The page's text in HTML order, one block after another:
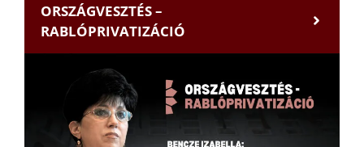
ORSZÁGVESZTÉS –
RABLÓPRIVATIZÁCIÓ